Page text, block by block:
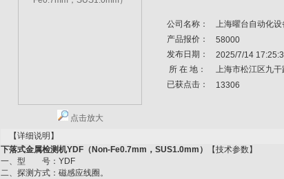
点击放大
公司名称：
上海曜台自动化设
产品报价：
58000
发布日期：
2025/7/14
所 在 地：
上海市松江区九干
已获点击：
13306
【详细说明】
下落式金属检测机YDF（Non-Fe0.7mm，SUS1.0mm）
【技术参数】
一、型 号：YDF
二、探测方式：磁感应线圈。